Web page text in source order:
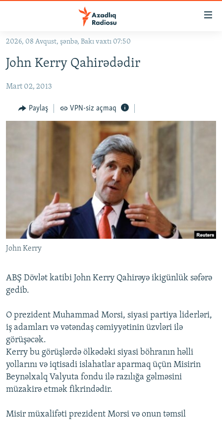
Əsas
qayıt
naviqasiyaya
Axtarışa
KORRUPSIOMETR
#ƏSLINDƏ
FƏRQƏ BAX
FOTOQALEREYA
İNFOQRAFIKA
KARIKATURA
RADIO ARXIV
OXU ZALI
AZƏRBAYCAN ƏDƏBIYYATI KITABXANASI
İSLAM VƏ DEMOKRATIYA
HAQQIMIZDA
MISSIYAMIZ
PEŞƏ ETIKASI VƏ JURNALISTIKA STANDARTLARIMIZ
AZADLIQRADIOSU MOBIL TELEFONUNUZDA
BIZI IZLƏ
RFE/RL-in bütün saytları
2026, 08 Avqust, şənbə, Bakı vaxtı 07:50
John Kerry Qahirədədir
Mart 02, 2013
Paylaş VPN-siz açmaq
John Kerry
ABŞ Dövlət katibi John Kerry Qahirəyə ikigünlük səfərə
gedib.
O prezident Muhammad Morsi, siyasi partiya liderləri,
iş adamları və vətəndaş cəmiyyətinin üzvləri ilə
görüşəcək.
Kerry bu görüşlərdə ölkədəki siyasi böhranın həlli
yollarını və iqtisadi islahatlar aparmaq üçün Misirin
Beynəlxalq Valyuta fondu ilə razılığa gəlməsini
müzakirə etmək fikrindədir.
Misir müxalifəti prezident Morsi və onun təmsil